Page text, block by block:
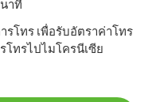
าที
โทร เพื่อรับอัตราค่าโทร
ทรไปไมโครนีเซีย